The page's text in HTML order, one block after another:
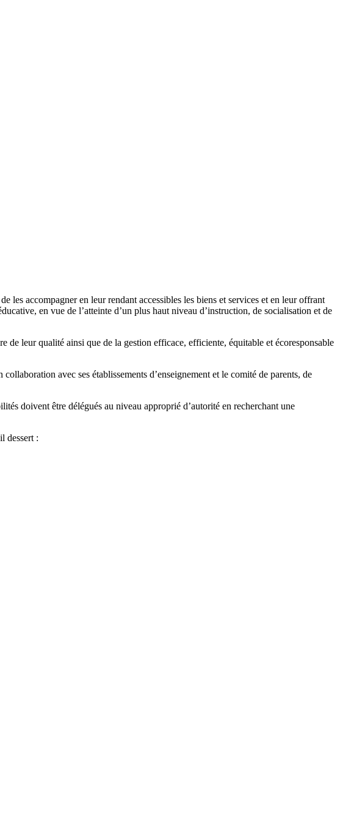
les accompagner en leur rendant accessibles les biens et services et en leur offrant
en vue de l’atteinte d’un plus haut niveau d’instruction, de socialisation et de
de leurqualité ainsi que de la gestion efficace, efficiente, équitable et écoresponsable
collaboration avec ses établissements d’enseignement et le comité de parents, de
doivent être délégués au niveau approprié d’autorité en recherchant une
dessert :